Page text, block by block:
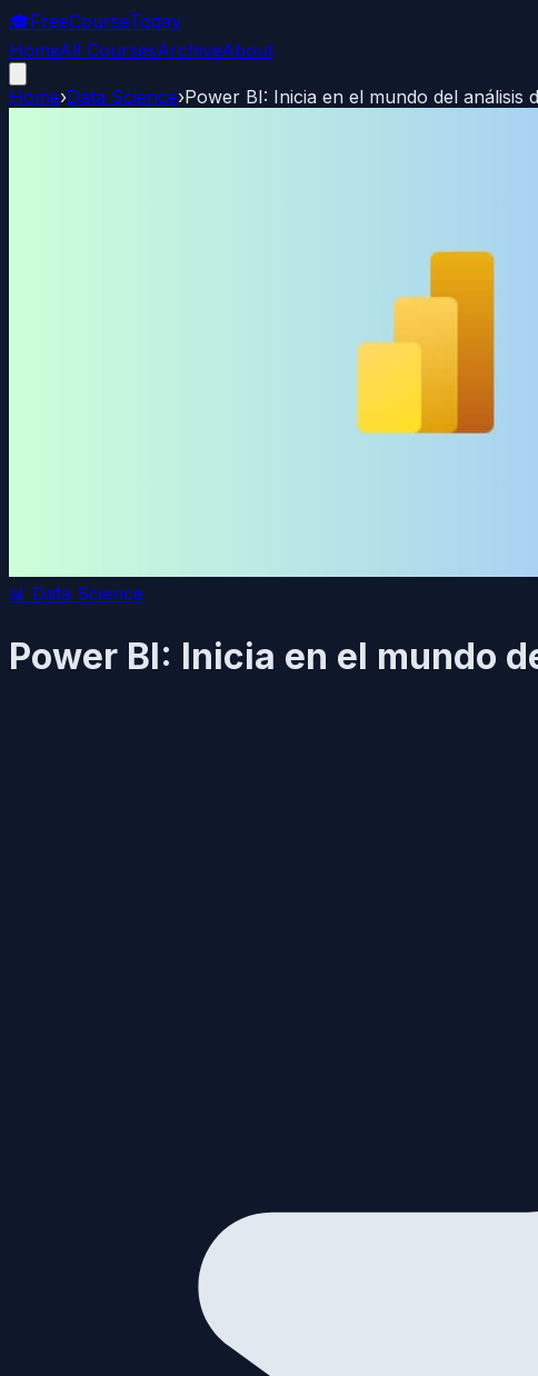
🎓FreeCourseToday
HomeAll CoursesArchiveAbout
Home›Data Science›Power BI: Inicia en el mundo del análisis
📊 Data Science
Power BI: Inicia en el mundo